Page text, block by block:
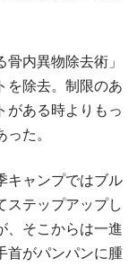
内異物除去術」
を除去。制限のあ
がある時よりもっ
た。
キャンプではブル
ステップアップし
、そこからは一進
首がパンパンに腫